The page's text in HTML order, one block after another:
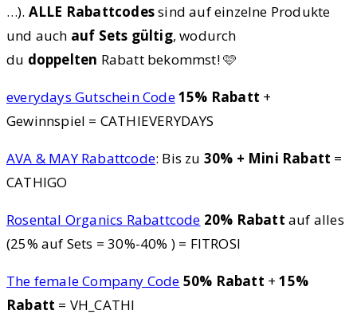
…). ALLE Rabattcodessind auf einzelne Produkte
und auch auf Sets gültig, wodurch
du doppelten Rabatt bekommst! 🩷
everydays Gutschein Code15% Rabatt +
Gewinnspiel = CATHIEVERYDAYS
AVA & MAY Rabattcode: Bis zu 30% + Mini Rabatt =
CATHIGO
Rosental Organics Rabattcode 20% Rabatt auf alles
(25% auf Sets = 30%-40% ) = FITROSI
The female Company Code 50% Rabatt +15%
Rabatt = VH_CATHI